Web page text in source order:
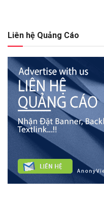
Liên hệ Quảng Cáo